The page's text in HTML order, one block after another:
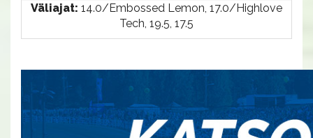
Väliajat: 14.0/Embossed Lemon, 17.0/Highlove
Tech, 19.5, 17.5